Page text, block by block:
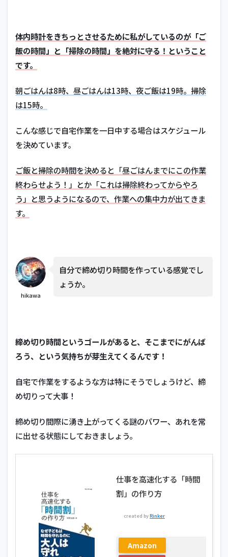
体内時計をきちっとさせるために私がしているのが「ご
飯の時間」と「掃除の時間」を絶対に守る！ということ
です。
朝ごはんは8時、昼ごはんは13時、夜ご飯は19時。掃除
は15時。
こんな感じで自宅作業を一日中する場合はスケジュール
を決めています。
ご飯と掃除の時間を決めると「昼ごはんまでにこの作業
終わらせよう！」とか「これは掃除終わってからやろ
う」と思うようになるので、作業への集中力が出てきま
す。
hikawa
自分で締め切り時間を作っている感覚でし
ょうか。
締め切り時間というゴールがあると、そこまでにがんば
ろう、という気持ちが芽生えてくるんです！
自宅で作業をするような方は特にそうでしょうけど、締
め切りって大事！
締め切り間際に湧き上がってくる謎のパワー、あれを常
に出せる状態にしておきましょう。
仕事を高速化する「時間
割」の作り方
created byRinker
Amazon